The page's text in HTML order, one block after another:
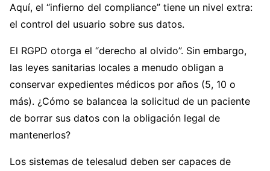
Aquí, el “infierno del compliance” tiene un nivel extra:
el control del usuario sobre sus datos.
El RGPD otorga el “derecho al olvido”. Sin embargo,
las leyes sanitarias locales a menudo obligan a
conservar expedientes médicos por años (5, 10 o
más). ¿Cómo se balancea la solicitud de un paciente
de borrar sus datos con la obligación legal de
mantenerlos?
Los sistemas de telesalud deben ser capaces de